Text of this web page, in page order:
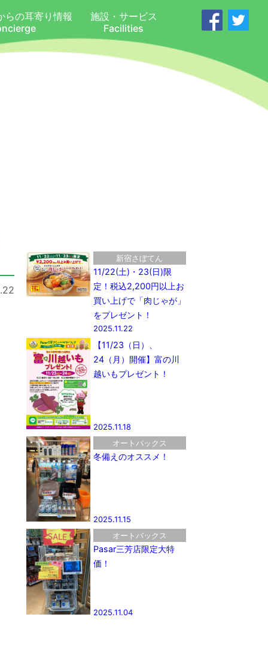
らの耳寄り情報
施設・サービス
Facilities
新宿さぼてん
11/22(土)・23(日)限
定！税込2,200円以上お
買い上げで「肉じゃが」
をプレゼント！
2025.11.22
【11/23（日）、
24（月）開催】富の川
越いもプレゼント！
2025.11.18
オートバックス
冬備えのオススメ！
2025.11.15
オートバックス
Pasar三芳店限定大特
価！
2025.11.04